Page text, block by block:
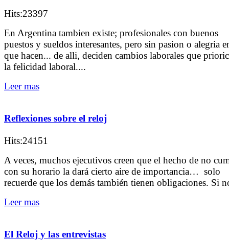
Hits:23397
En Argentina tambien existe; profesionales con buenos
puestos y sueldos interesantes, pero sin pasion o alegria
que hacen... de alli, deciden cambios laborales que
la felicidad laboral....
Leer mas
Reflexiones sobre el reloj
Hits:24151
A veces, muchos ejecutivos creen que el hecho de no
con su horario la dará cierto aire de importancia… solo
recuerde que los demás también tienen obligaciones. Si
Leer mas
El Reloj y las entrevistas